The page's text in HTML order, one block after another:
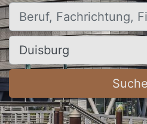
Beruf, Fachrichtung, Firma
Ort, Stadt